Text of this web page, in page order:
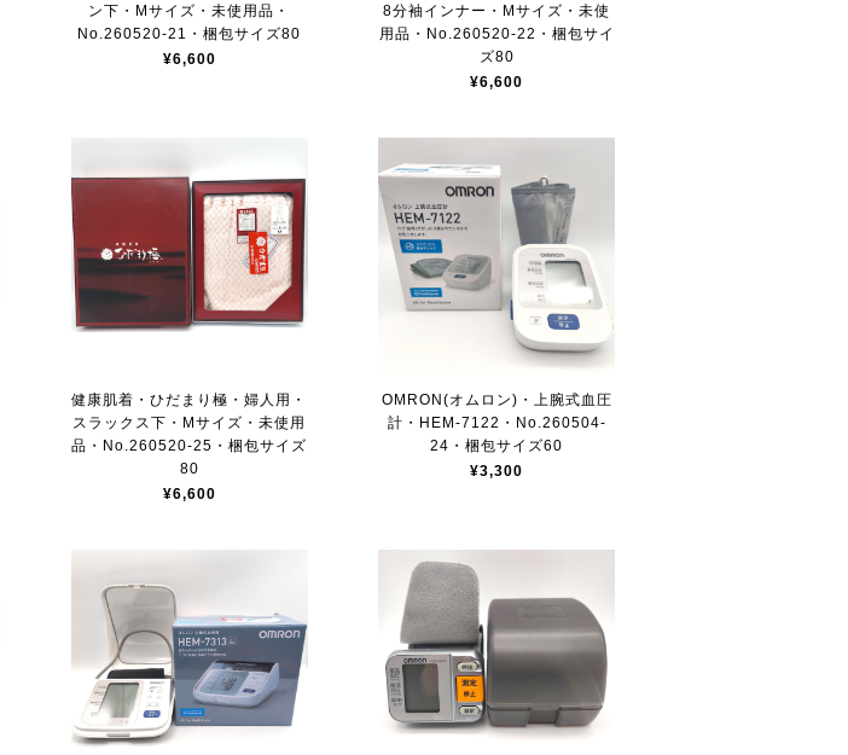
ン下・Mサイズ・未使用品・
No.260520-21・梱包サイズ80
¥6,600
8分袖インナー・Mサイズ・未使
用品・No.260520-22・梱包サイ
ズ80
¥6,600
健康肌着・ひだまり極・婦人用・
スラックス下・Mサイズ・未使用
品・No.260520-25・梱包サイズ
80
¥6,600
OMRON(オムロン)・上腕式血圧
計・HEM-7122・No.260504-
24・梱包サイズ60
¥3,300